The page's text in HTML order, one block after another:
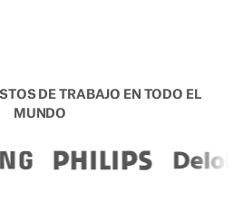
DE TRABAJO EN TODO EL
MUNDO